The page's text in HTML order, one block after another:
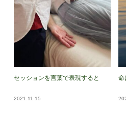
セッションを言葉で表現すると
2021.11.15
命